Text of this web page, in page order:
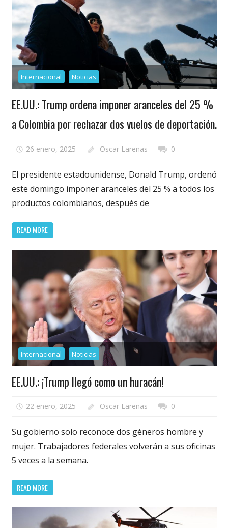
Internacional Noticias
EE.UU.: Trump ordena imponer aranceles del 25 %
a Colombia por rechazar dos vuelos de deportación.
26 enero, 2025 Oscar Larenas 0
El presidente estadounidense, Donald Trump, ordenó
este domingo imponer aranceles del 25 % a todos los
productos colombianos, después de
READ MORE
Internacional Noticias
EE.UU.: ¡Trump llegó como un huracán!
22 enero, 2025 Oscar Larenas 0
Su gobierno solo reconoce dos géneros hombre y
mujer. Trabajadores federales volverán a sus oficinas
5 veces a la semana.
READ MORE